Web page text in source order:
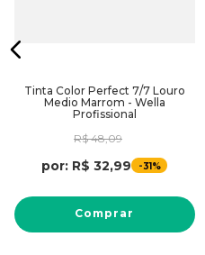
Tinta Color Perfect 7/7 Louro
Medio Marrom - Wella
Profissional
R$ 48,09
por: R$ 32,99 -31%
Comprar